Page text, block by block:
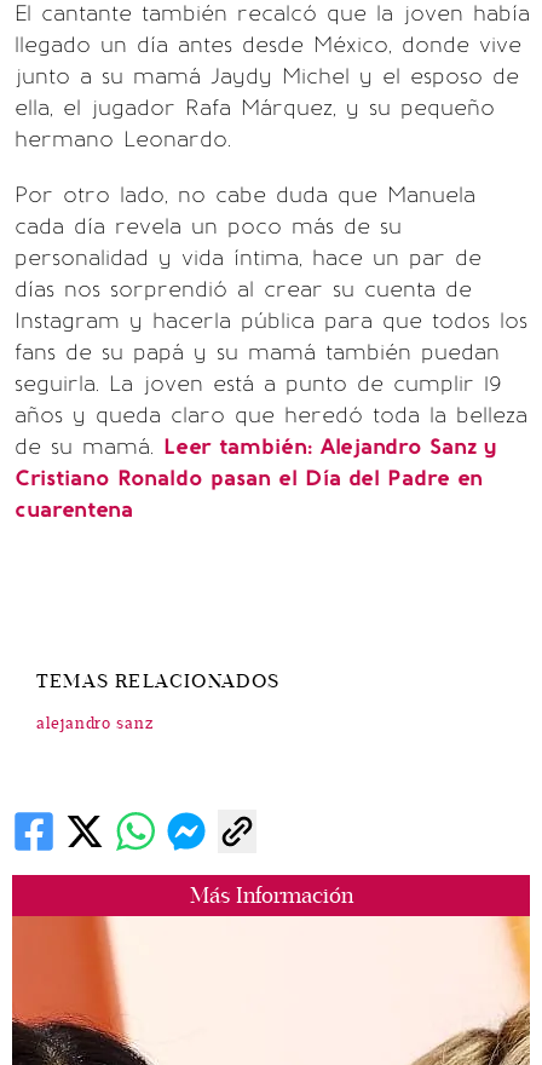
Más Información
El cantante también recalcó que la joven había
llegado un día antes desde México, donde vive
junto a su mamá Jaydy Michel y el esposo de
ella, el jugador Rafa Márquez, y su pequeño
hermano Leonardo.
Por otro lado, no cabe duda que Manuela
cada día revela un poco más de su
personalidad y vida íntima, hace un par de
días nos sorprendió al crear su cuenta de
Instagram y hacerla pública para que todos los
fans de su papá y su mamá también puedan
seguirla. La joven está a punto de cumplir 19
años y queda claro que heredó toda la belleza
de su mamá. Leer también: Alejandro Sanz y
Cristiano Ronaldo pasan el Día del Padre en
cuarentena
TEMAS RELACIONADOS
alejandro sanz